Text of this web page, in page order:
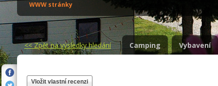
WWW stránky
<<Zpět na výsledky hledání Camping Vybavení
Vložit vlastní recenzi